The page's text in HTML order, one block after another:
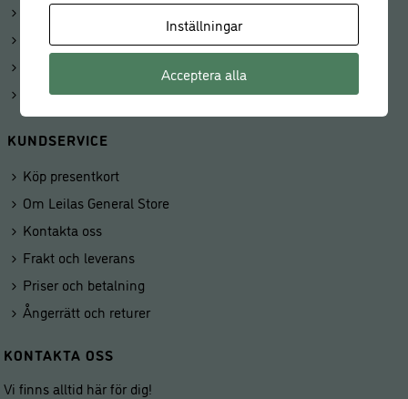
Mitt konto
Beställningar
Våra butiker
KUNDSERVICE
Köp presentkort
Om Leilas General Store
Kontakta oss
Frakt och leverans
Priser och betalning
Ångerrätt och returer
KONTAKTA OSS
Vi finns alltid här för dig!
Inställningar
Acceptera alla